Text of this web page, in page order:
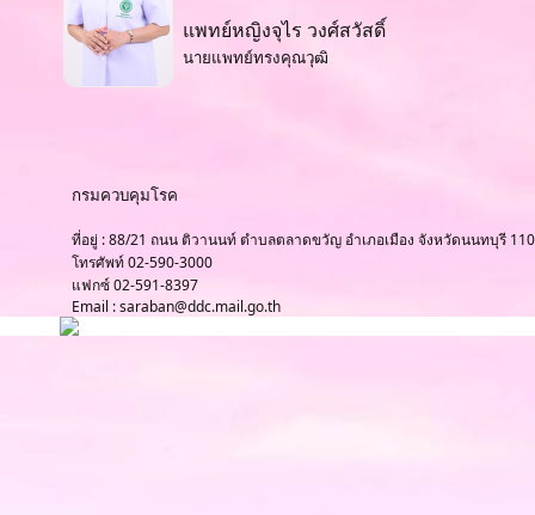
แพทย์หญิงจุไร วงศ์สวัสดิ์
นายแพทย์ทรงคุณวุฒิ
กรมควบคุมโรค
ที่อยู่ : 88/21 ถนน ติวานนท์ ตำบลตลาดขวัญ อำเภอเมือง จังหวัดนนทบุรี
โทรศัพท์ 02-590-3000
แฟกซ์ 02-591-8397
Email : saraban@ddc.mail.go.th